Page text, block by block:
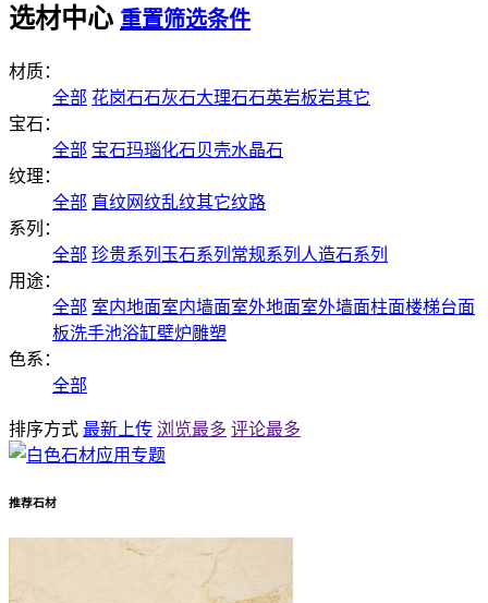
选材中心 重置筛选条件
材质：
全部 花岗石石灰石大理石石英岩板岩其它
宝石：
全部 宝石玛瑙化石贝壳水晶石
纹理：
全部 直纹网纹乱纹其它纹路
系列：
全部 珍贵系列 玉石系列 常规系列 人造石系列
用途：
全部 室内地面室内墙面室外地面室外墙面柱面楼梯台面
板洗手池浴缸壁炉雕塑
色系：
全部
排序方式 最新上传 浏览最多 评论最多
推荐石材